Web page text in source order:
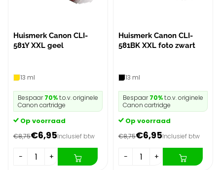
Huismerk Canon CLI-
581Y XXL geel
13 ml
Bespaar70%t.o.v. originele
Canon cartridge
Op voorraad
€8,75€6,95Inclusief btw
− +
Huismerk Canon CLI-
581BK XXL foto zwart
13 ml
Bespaar70%t.o.v. originele
Canon cartridge
Op voorraad
€8,75€6,95Inclusief btw
− +